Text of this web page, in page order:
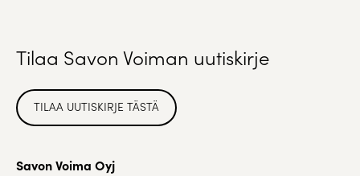
Tilaa Savon Voiman uutiskirje
TILAA UUTISKIRJE TÄSTÄ
Savon Voima Oyj